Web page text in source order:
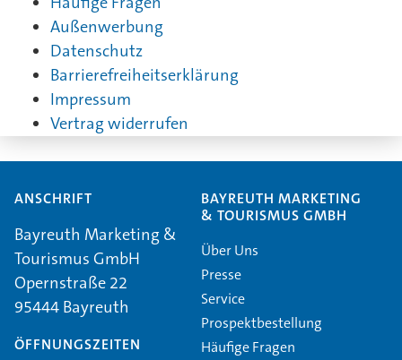
Außenwerbung
Datenschutz
Barrierefreiheitserklärung
Impressum
Vertrag widerrufen
ANSCHRIFT
Bayreuth Marketing &
Tourismus GmbH
Opernstraße 22
95444 Bayreuth
ÖFFNUNGSZEITEN
BAYREUTH MARKETING
& TOURISMUS GMBH
Über Uns
Presse
Service
Prospektbestellung
Häufige Fragen